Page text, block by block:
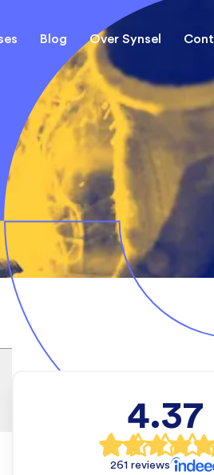
Engineers
Technische
Mechanical Engineers
Monteurs Technische
Dienst
Blog Over Synsel
4.37
261 reviews